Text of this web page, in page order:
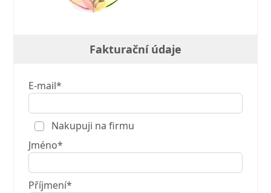
Fakturační údaje
E-mail*
Nakupuji na firmu
Jméno*
Příjmení*